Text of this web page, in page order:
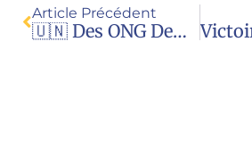
Article Précédent
🇺🇳 Des ONG Demandent À La Rapporteuse Spéciale Sur La Vente D’enfant De Reconnaitre La GPA Comme Une Vente D’enfant